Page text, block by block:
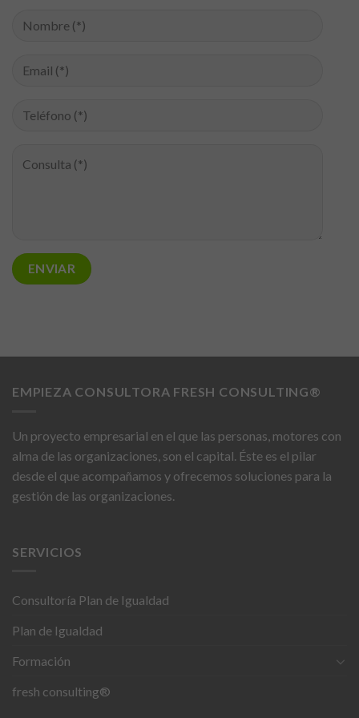
EMPIEZA CONSULTORA FRESH CONSULTING®
Un proyecto empresarial en el que las personas, motores con
alma de las organizaciones, son el capital. Éste es el pilar
desde el que acompañamos y ofrecemos soluciones para la
gestión de las organizaciones.
SERVICIOS
Consultoría Plan de Igualdad
Plan de Igualdad
Formación
fresh consulting®